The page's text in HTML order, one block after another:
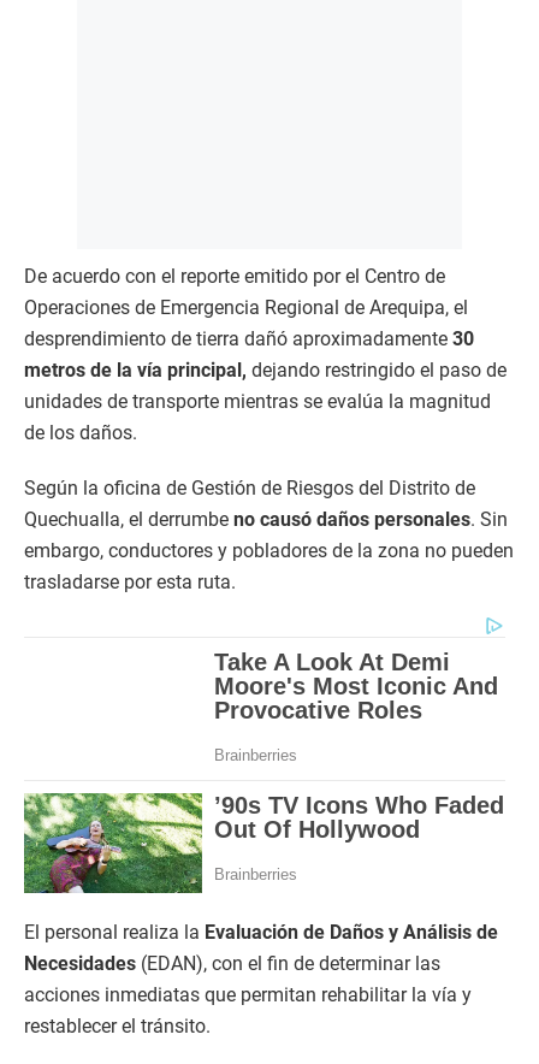
De acuerdo con el reporte emitido por el Centro de
Operaciones de Emergencia Regional de Arequipa, el
desprendimiento de tierra dañó aproximadamente 30
metros de la vía principal, dejando restringido el paso de
unidades de transporte mientras se evalúa la magnitud
de los daños.
Según la oficina de Gestión de Riesgos del Distrito de
Quechualla, el derrumbe no causó daños personales. Sin
embargo, conductores y pobladores de la zona no pueden
trasladarse por esta ruta.
El personal realiza la Evaluación de Daños y Análisis de
Necesidades (EDAN), con el fin de determinar las
acciones inmediatas que permitan rehabilitar la vía y
restablecer el tránsito.